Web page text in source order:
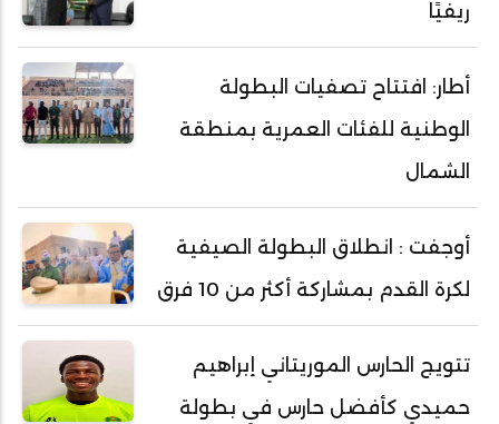
ريفيًا
أطار: افتتاح تصفيات البطولة
الوطنية للفئات العمرية بمنطقة
الشمال
أوجفت : انطلاق البطولة الصيفية
لكرة القدم بمشاركة أكثر من 10 فرق
تتويج الحارس الموريتاني إبراهيم
حميدي كأفضل حارس في بطولة